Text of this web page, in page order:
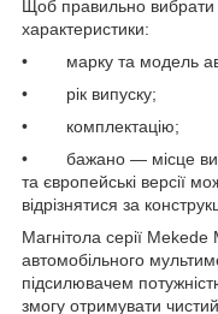
Щоб правильно вибрати
характеристики:
• марку та модель
• рік випуску;
• комплектацію;
• бажано — місце
та європейські версії
відрізнятися за
Магнітола серії
автомобільного
підсилювачем
змогу отримувати